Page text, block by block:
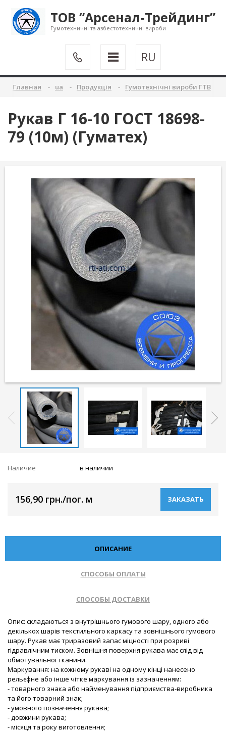
ТОВ “Арсенал-Трейдинг”
Гумотехничні та азбестотехничні вироби
RU
Главная ua Продукція Гумотехнічні вироби ГТВ
Рукав Г 16-10 ГОСТ 18698-
79 (10м) (Гуматех)
Наличие в наличии
156,90 грн./пог. м ЗАКАЗАТЬ
ОПИСАНИЕ
СПОСОБЫ ОПЛАТЫ
СПОСОБЫ ДОСТАВКИ
Опис: складаються з внутрішнього гумового шару, одного або
декількох шарів текстильного каркасу та зовнішнього гумового
шару. Рукав має триразовий запас міцності при розриві
гідравлічним тиском. Зовнішня поверхня рукава має слід від
обмотувальної тканини.
Маркування: на кожному рукаві на одному кінці нанесено
рельєфне або інше чітке маркування із зазначенням:
- товарного знака або найменування підприємства-виробника
та його товарний знак;
- умовного позначення рукава;
- довжини рукава;
- місяця та року виготовлення;